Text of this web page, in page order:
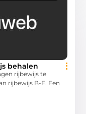
behalen
rijbewijs te
rijbewijs B-E. Een